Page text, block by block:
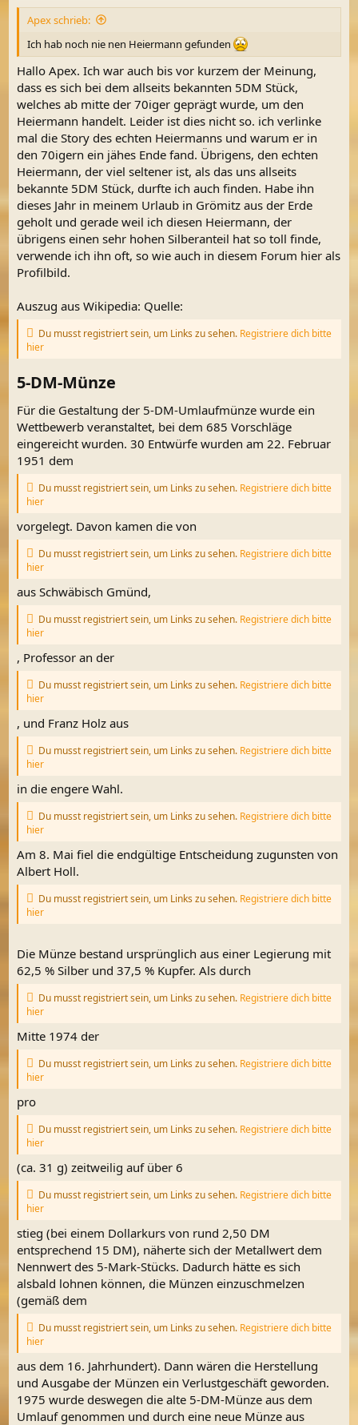
Apex schrieb:
Ich hab noch nie nen Heiermann gefunden
Hallo Apex. Ich war auch bis vor kurzem der Meinung,
dass es sich bei dem allseits bekannten 5DM Stück,
welches ab mitte der 70iger geprägt wurde, um den
Heiermann handelt. Leider ist dies nicht so. ich verlinke
mal die Story des echten Heiermanns und warum er in
den 70igern ein jähes Ende fand. Übrigens, den echten
Heiermann, der viel seltener ist, als das uns allseits
bekannte 5DM Stück, durfte ich auch finden. Habe ihn
dieses Jahr in meinem Urlaub in Grömitz aus der Erde
geholt und gerade weil ich diesen Heiermann, der
übrigens einen sehr hohen Silberanteil hat so toll finde,
verwende ich ihn oft, so wie auch in diesem Forum hier als
Profilbild.
Auszug aus Wikipedia: Quelle:
Du musst registriert sein, um Links zu sehen. Registriere dich bitte
hier
5-DM-Münze​
Für die Gestaltung der 5-DM-Umlaufmünze wurde ein
Wettbewerb veranstaltet, bei dem 685 Vorschläge
eingereicht wurden. 30 Entwürfe wurden am 22. Februar
1951 dem
Du musst registriert sein, um Links zu sehen. Registriere dich bitte
hier
vorgelegt. Davon kamen die von
Du musst registriert sein, um Links zu sehen. Registriere dich bitte
hier
aus Schwäbisch Gmünd,
Du musst registriert sein, um Links zu sehen. Registriere dich bitte
hier
, Professor an der
Du musst registriert sein, um Links zu sehen. Registriere dich bitte
hier
, und Franz Holz aus
Du musst registriert sein, um Links zu sehen. Registriere dich bitte
hier
in die engere Wahl.
Du musst registriert sein, um Links zu sehen. Registriere dich bitte
hier
Am 8. Mai fiel die endgültige Entscheidung zugunsten von
Albert Holl.
Du musst registriert sein, um Links zu sehen. Registriere dich bitte
hier
Die Münze bestand ursprünglich aus einer Legierung mit
62,5 % Silber und 37,5 % Kupfer. Als durch
Du musst registriert sein, um Links zu sehen. Registriere dich bitte
hier
Mitte 1974 der
Du musst registriert sein, um Links zu sehen. Registriere dich bitte
hier
pro
Du musst registriert sein, um Links zu sehen. Registriere dich bitte
hier
(ca. 31 g) zeitweilig auf über 6
Du musst registriert sein, um Links zu sehen. Registriere dich bitte
hier
stieg (bei einem Dollarkurs von rund 2,50 DM
entsprechend 15 DM), näherte sich der Metallwert dem
Nennwert des 5-Mark-Stücks. Dadurch hätte es sich
alsbald lohnen können, die Münzen einzuschmelzen
(gemäß dem
Du musst registriert sein, um Links zu sehen. Registriere dich bitte
hier
aus dem 16. Jahrhundert). Dann wären die Herstellung
und Ausgabe der Münzen ein Verlustgeschäft geworden.
1975 wurde deswegen die alte 5-DM-Münze aus dem
Umlauf genommen und durch eine neue Münze aus